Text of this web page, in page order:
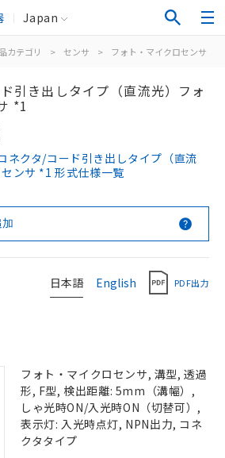
Japan
カテゴリ > センサ > フォト・マイクロセンサ
引き出しタイプ（直流光）フォ
*1
ネクタ/コード引き出しタイプ（直流
ンサ *1 形式仕様一覧
日本語 English PDF出力
フォト・マイクロセンサ, 溝型, 透過
形, F型, 検出距離: 5mm（溝幅）,
しゃ光時ON/入光時ON（切替可）,
表示灯: 入光時点灯, NPN出力, コネ
クタタイプ